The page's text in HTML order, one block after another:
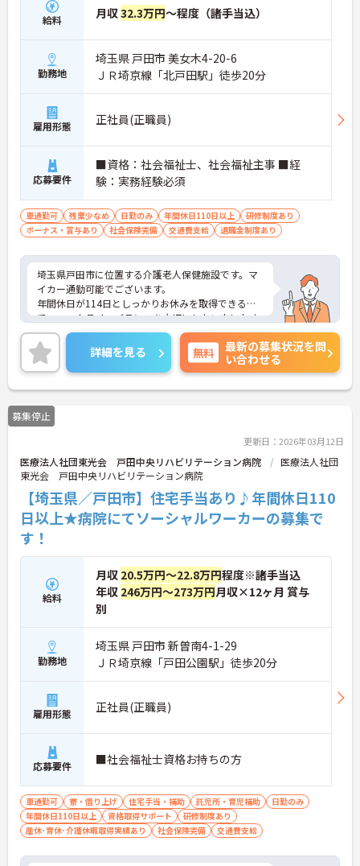
す。
・年間休日114日、残業月平均10時間程度という就
業環境に加え、産前産後休暇や育児休暇制度がしっ
かりと整備されています。オンとオフの切り替えを
明確にし、心身ともに充実した状態で長くご活躍い
ただけます。
・グループホーム一棟あたりの入居者様20名定員を
常時2～4名のスタッフで支援、国基準を上回る人員
配置や夜間複数名体制が敷かれているため、業務に
ご自身の理想とする福祉を実践できる環境が整って
います。
給料 月収32.3万円～程度（諸手当込）
勤務地
埼玉県 戸田市 美女木4-20-6
ＪＲ埼京線「北戸田駅」徒歩20分
雇用形態 正社員(正職員)
応募要件
■資格：社会福祉士、社会福祉主事 ■経
験：実務経験必須
車通勤可 残業少なめ 日勤のみ 年間休日110日以上
研修制度あり
ボーナス・賞与あり
社会保険完備 交通費支給 退職金制度あり
埼玉県戸田市に位置する介護老人保健施設です。マ
イカー通勤可能でございます。
年間休日が114日としっかりお休みを取得できるの
で、ワークライフバランスを大切にしたい方におす
すめです。
日勤のみで残業少なめですので、勤務終了後の予定
も立てやすいです。
ご興味のある方には、面接対策ポイントなど、さら
に詳細をお話しいたしますのでお気軽にご相談くだ
さい！
詳細を見る 無料
最新の募集状況を問
い合わせる
募集停止
更新日：2026年03月12日
医療法人社団東光会 戸田中央リハビリテーション病院
医療法人社団
東光会 戸田中央リハビリテーション病院
【埼玉県／戸田市】住宅手当あり♪年間休日110
日以上★病院にてソーシャルワーカーの募集で
す！
給料
月収 20.5万円～22.8万円程度※諸手当込
年収 246万円～273万円月収×12ヶ月 賞与
別
勤務地
埼玉県 戸田市 新曽南4-1-29
ＪＲ埼京線「戸田公園駅」徒歩20分
雇用形態 正社員(正職員)
応募要件 ■社会福祉士資格お持ちの方
車通勤可 寮・借り上げ 住宅手当・補助 託児所・育児補助
日勤のみ
年間休日110日以上
資格取得サポート
研修制度あり
産休･育休･介護休暇取得実績あり
社会保険完備 交通費支給